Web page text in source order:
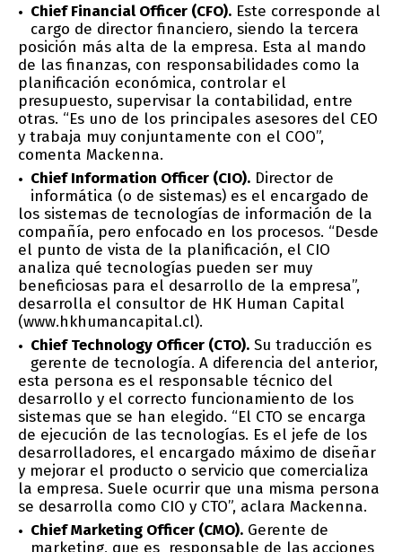
Chief Financial Officer (CFO). Este corresponde al
cargo de director financiero, siendo la tercera
posición más alta de la empresa. Esta al mando
de las finanzas, con responsabilidades como la
planificación económica, controlar el
presupuesto, supervisar la contabilidad, entre
otras. “Es uno de los principales asesores del CEO
y trabaja muy conjuntamente con el COO”,
comenta Mackenna.
Chief Information Officer (CIO). Director de
informática (o de sistemas) es el encargado de
los sistemas de tecnologías de información de la
compañía, pero enfocado en los procesos. “Desde
el punto de vista de la planificación, el CIO
analiza qué tecnologías pueden ser muy
beneficiosas para el desarrollo de la empresa”,
desarrolla el consultor de HK Human Capital
(www.hkhumancapital.cl).
Chief Technology Officer (CTO). Su traducción es
gerente de tecnología. A diferencia del anterior,
esta persona es el responsable técnico del
desarrollo y el correcto funcionamiento de los
sistemas que se han elegido. “El CTO se encarga
de ejecución de las tecnologías. Es el jefe de los
desarrolladores, el encargado máximo de diseñar
y mejorar el producto o servicio que comercializa
la empresa. Suele ocurrir que una misma persona
se desarrolla como CIO y CTO”, aclara Mackenna.
Chief Marketing Officer (CMO). Gerente de
marketing, que es responsable de las acciones